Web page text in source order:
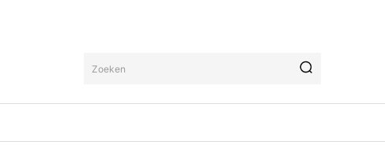
Zoeken